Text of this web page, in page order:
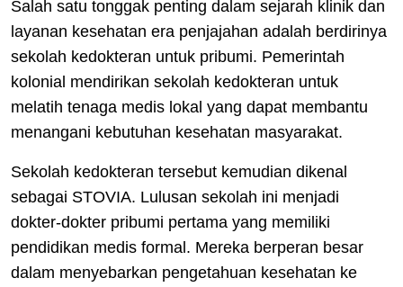
Salah satu tonggak penting dalam sejarah klinik dan
layanan kesehatan era penjajahan adalah berdirinya
sekolah kedokteran untuk pribumi. Pemerintah
kolonial mendirikan sekolah kedokteran untuk
melatih tenaga medis lokal yang dapat membantu
menangani kebutuhan kesehatan masyarakat.
Sekolah kedokteran tersebut kemudian dikenal
sebagai STOVIA. Lulusan sekolah ini menjadi
dokter-dokter pribumi pertama yang memiliki
pendidikan medis formal. Mereka berperan besar
dalam menyebarkan pengetahuan kesehatan ke